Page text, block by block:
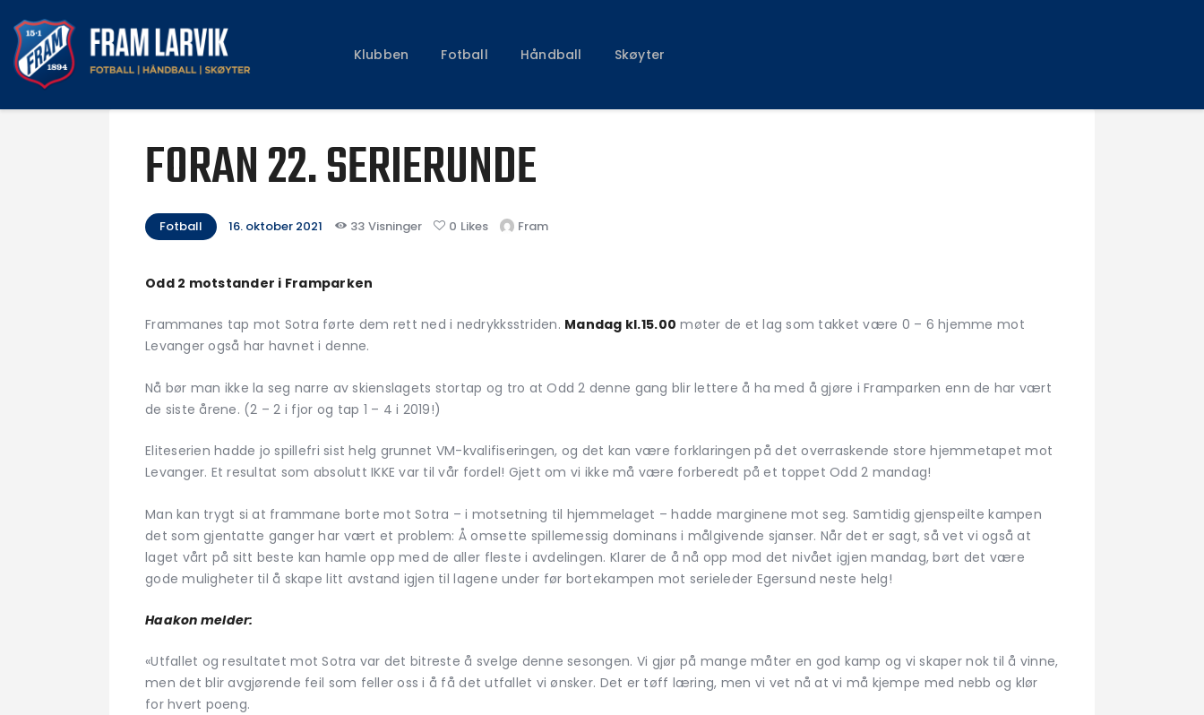
Klubben Fotball Håndball Skøyter
Fotball
Skøyter
FORAN 22. SERIERUNDE
Fotball 16. oktober 2021 33 Visninger 0 Likes Fram
Odd 2 motstander i Framparken
Frammanes tap mot Sotra førte dem rett ned i nedrykksstriden. Mandag kl.15.00 møter de et lag som takket være 0 – 6 hjemme mot
Levanger også har havnet i denne.
Nå bør man ikke la seg narre av skienslagets stortap og tro at Odd 2 denne gang blir lettere å ha med å gjøre i Framparken enn de har vært
de siste årene. (2 – 2 i fjor og tap 1 – 4 i 2019!)
Eliteserien hadde jo spillefri sist helg grunnet VM-kvalifiseringen, og det kan være forklaringen på det overraskende store hjemmetapet mot
Levanger. Et resultat som absolutt IKKE var til vår fordel! Gjett om vi ikke må være forberedt på et toppet Odd 2 mandag!
Man kan trygt si at frammane borte mot Sotra – i motsetning til hjemmelaget – hadde marginene mot seg. Samtidig gjenspeilte kampen
det som gjentatte ganger har vært et problem: Å omsette spillemessig dominans i målgivende sjanser. Når det er sagt, så vet vi også at
laget vårt på sitt beste kan hamle opp med de aller fleste i avdelingen. Klarer de å nå opp mod det nivået igjen mandag, børt det være
gode muligheter til å skape litt avstand igjen til lagene under før bortekampen mot serieleder Egersund neste helg!
Haakon melder:
«Utfallet og resultatet mot Sotra var det bitreste å svelge denne sesongen. Vi gjør på mange måter en god kamp og vi skaper nok til å vinne,
men det blir avgjørende feil som feller oss i å få det utfallet vi ønsker. Det er tøff læring, men vi vet nå at vi må kjempe med nebb og klør
for hvert poeng.